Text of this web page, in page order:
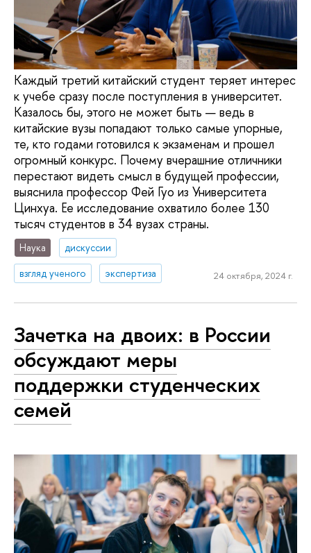
Каждый третий китайский студент теряет интерес
к учебе сразу после поступления в университет.
Казалось бы, этого не может быть — ведь в
китайские вузы попадают только самые упорные,
те, кто годами готовился к экзаменам и прошел
огромный конкурс. Почему вчерашние отличники
перестают видеть смысл в будущей профессии,
выяснила профессор Фей Гуо из Университета
Цинхуа. Ее исследование охватило более 130
тысяч студентов в 34 вузах страны.
Наука
дискуссии
взгляд ученого
экспертиза 24 октября, 2024 г.
Зачетка на двоих: в России
обсуждают меры
поддержки студенческих
семей